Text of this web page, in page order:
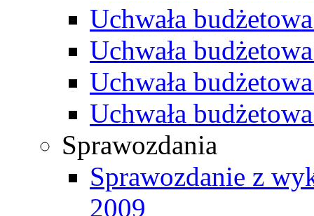
Uchwała
Uchwała
Uchwała
Uchwała
Sprawozdania
Sprawozdanie z
2009